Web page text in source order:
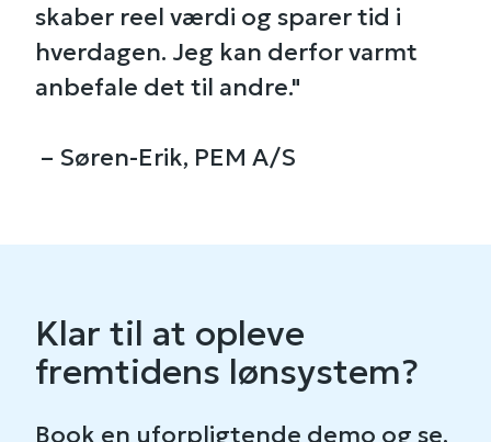
skaber reel værdi og sparer tid i
hverdagen. Jeg kan derfor varmt
anbefale det til andre."
– Søren-Erik, PEM A/S
Klar til at opleve
fremtidens lønsystem?
Book en uforpligtende demo og se,